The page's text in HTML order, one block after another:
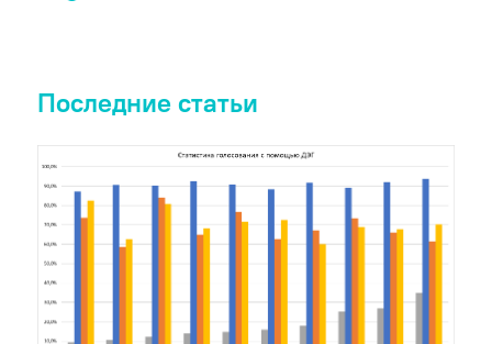
Последние статьи